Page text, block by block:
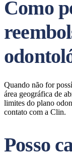
Como
Quando não for
área geográfica de
limites do plano
contato com a Clin.
Posso